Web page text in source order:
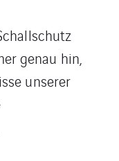
genau hin,
unserer